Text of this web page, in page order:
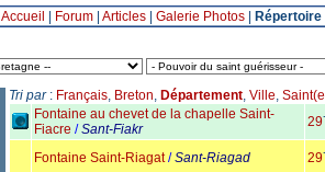
Accueil Forum| Articles| Galerie Photos|
Tri par: Français, Breton, Département, Ville,
Fontaine au chevet de la chapelle Saint-
Fiacre /Sant-Fiakr 29
Fontaine Saint-Riagat/Sant-Riagad 29